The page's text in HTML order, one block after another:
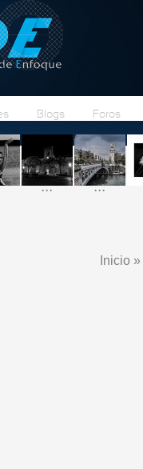
Blogs Foros
... ...
Inicio »